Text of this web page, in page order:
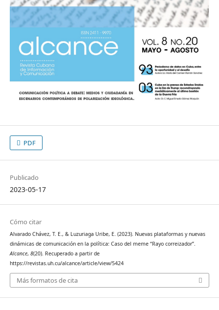
PDF
Publicado
2023-05-17
Cómo citar
Alvarado Chávez, T. E., & Luzuriaga Uribe, E. (2023). Nuevas plataformas y nuevas
dinámicas de comunicación en la política: Caso del meme “Rayo correizador”.
Alcance, 8(20). Recuperado a partir de
https://revistas.uh.cu/alcance/article/view/5424
Más formatos de cita